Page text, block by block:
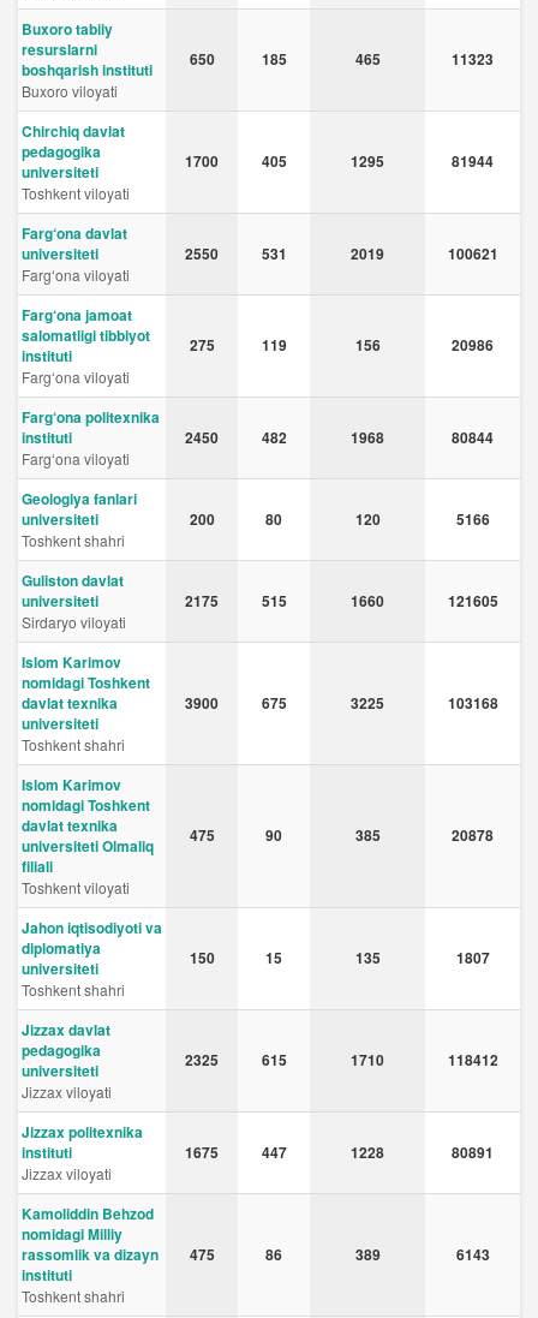
Buxoro tabiiy
resurslarni
boshqarish instituti
Buxoro viloyati
650 185 465 11323
Chirchiq davlat
pedagogika
universiteti
Toshkent viloyati
1700 405 1295 81944
Farg‘ona davlat
universiteti
Fargʻona viloyati
2550 531 2019 100621
Farg‘ona jamoat
salomatligi tibbiyot
instituti
Fargʻona viloyati
275 119 156 20986
Farg‘ona politexnika
instituti
Fargʻona viloyati
2450 482 1968 80844
Geologiya fanlari
universiteti
Toshkent shahri
200 80 120 5166
Guliston davlat
universiteti
Sirdaryo viloyati
2175 515 1660 121605
Islom Karimov
nomidagi Toshkent
davlat texnika
universiteti
Toshkent shahri
3900 675 3225 103168
Islom Karimov
nomidagi Toshkent
davlat texnika
universiteti Olmaliq
filiali
Toshkent viloyati
475 90 385 20878
Jahon iqtisodiyoti va
diplomatiya
universiteti
Toshkent shahri
150 15 135 1807
Jizzax davlat
pedagogika
universiteti
Jizzax viloyati
2325 615 1710 118412
Jizzax politexnika
instituti
Jizzax viloyati
1675 447 1228 80891
Kamoliddin Behzod
nomidagi Milliy
rassomlik va dizayn
instituti
Toshkent shahri
475 86 389 6143